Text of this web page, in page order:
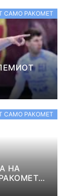
САМО РАКОМЕТ
САМО РАКОМЕТ
НА